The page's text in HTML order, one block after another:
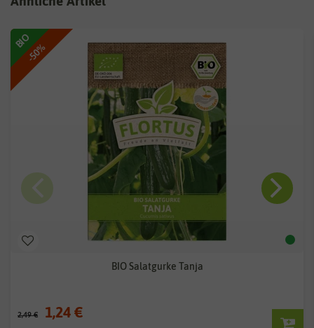
-50%
BIO
BIO Salatgurke Tanja
2,49 € 1,24 €